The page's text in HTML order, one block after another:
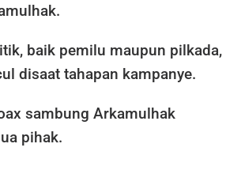
baik pemilu maupun pilkada,
disaat tahapan kampanye.
sambung Arkamulhak
pihak.